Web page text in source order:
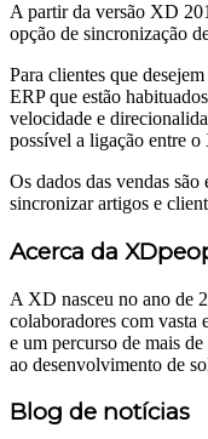
A partir da versão XD
opção de sincronização
Para clientes que
ERP que estão
velocidade e
possível a ligação entre
Os dados das vendas
sincronizar artigos e
Acerca da
A XD nasceu no ano de
colaboradores com vasta
e um percurso de mais
ao desenvolvimento de
Blog de notícias